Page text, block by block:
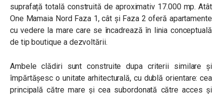
suprafață totală construită de aproximativ 17.000 mp. Atât
One Mamaia Nord Faza 1, cât și Faza 2 oferă apartamente
cu vedere la mare care se încadrează în linia conceptuală
de tip boutique a dezvoltării.
Ambele clădiri sunt construite dupa criterii similare și
împărtășesc o unitate arhitecturală, cu dublă orientare: cea
principală către mare și cea subordonată către acces și